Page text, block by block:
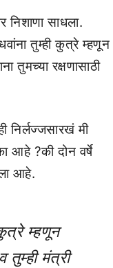
निशाणा साधला.
तुम्ही कुत्रे म्हणून
तुमच्या रक्षणासाठी
निर्लज्जसारखं मी
आहे ?की दोन वर्षे
आहे.
म्हणून
तुम्ही मंत्री